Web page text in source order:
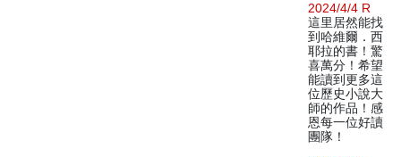
2024/4/4 R
這里居然能找
到哈維爾．西
耶拉的書！驚
喜萬分！希望
能讀到更多這
位歷史小說大
師的作品！感
恩每一位好讀
團隊！